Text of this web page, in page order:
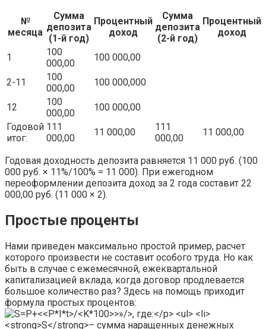
№
месяца
Сумма
депозита
(1-й год)
Процентный
доход
Сумма
депозита
(2-й год)
Процентный
доход
1
100
000,00
100 000,00
2-11
100
000,00
100 000,000
12
100
000,00
100 000,00
Годовой
итог:
111
000,00
11 000,00
111
000,00
11 000,00
Годовая доходность депозита равняется 11 000 руб. (100
000 руб. × 11%/100% = 11 000). При ежегодном
переоформлении депозита доход за 2 года составит 22
000,00 руб. (11 000 × 2).
Простые проценты
Нами приведен максимально простой пример, расчет
которого произвести не составит особого труда. Но как
быть в случае с ежемесячной, ежеквартальной
капитализацией вклада, когда договор продлевается
большое количество раз? Здесь на помощь приходит
формула простых процентов: